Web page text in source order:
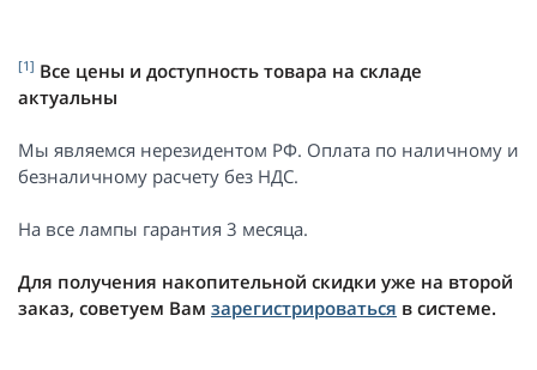
[1] Все цены и доступность товара на складе
актуальны
Мы являемся нерезидентом РФ. Оплата по наличному и
безналичному расчету без НДС.
На все лампы гарантия 3 месяца.
Для получения накопительной скидки уже на второй
заказ, советуем Вам зарегистрироваться в системе.